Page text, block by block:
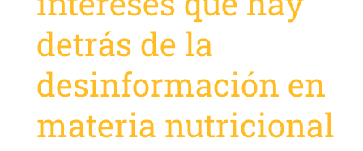
detrás de la
desinformación en
materia nutricional